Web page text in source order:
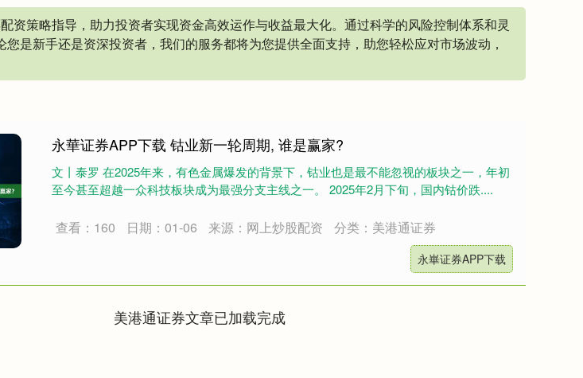
策略指导，助力投资者实现资金高效运作与收益最大化。通过科学的风险控制体系和灵
是新手还是资深投资者，我们的服务都将为您提供全面支持，助您轻松应对市场波动，
永華证券APP下载 钴业新一轮周期, 谁是赢家?
文丨泰罗 在2025年来，有色金属爆发的背景下，钴业也是最不能忽视的板块之一，年初
至今甚至超越一众科技板块成为最强分支主线之一。 2025年2月下旬，国内钴价跌....
查看：160 日期：01-06 来源：网上炒股配资 分类：美港通证券
永崋证券APP下载
美港通证券文章已加载完成